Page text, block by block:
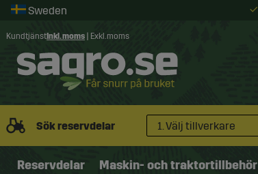
Kundtjänst Inkl. moms Exkl. moms
Sök reservdelar 1. Välj tillverkare
Reservdelar Maskin- och traktortillbehör